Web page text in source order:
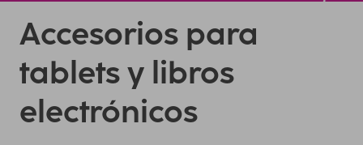
Accesorios para
tablets y libros
electrónicos